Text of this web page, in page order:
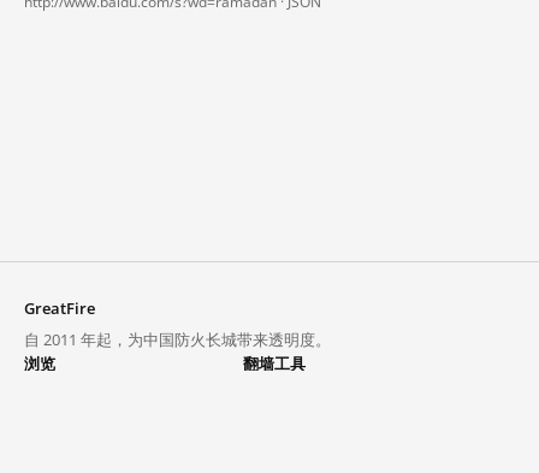
GreatFire
自 2011 年起，为中国防火长城带来透明度。
浏览
翻墙工具